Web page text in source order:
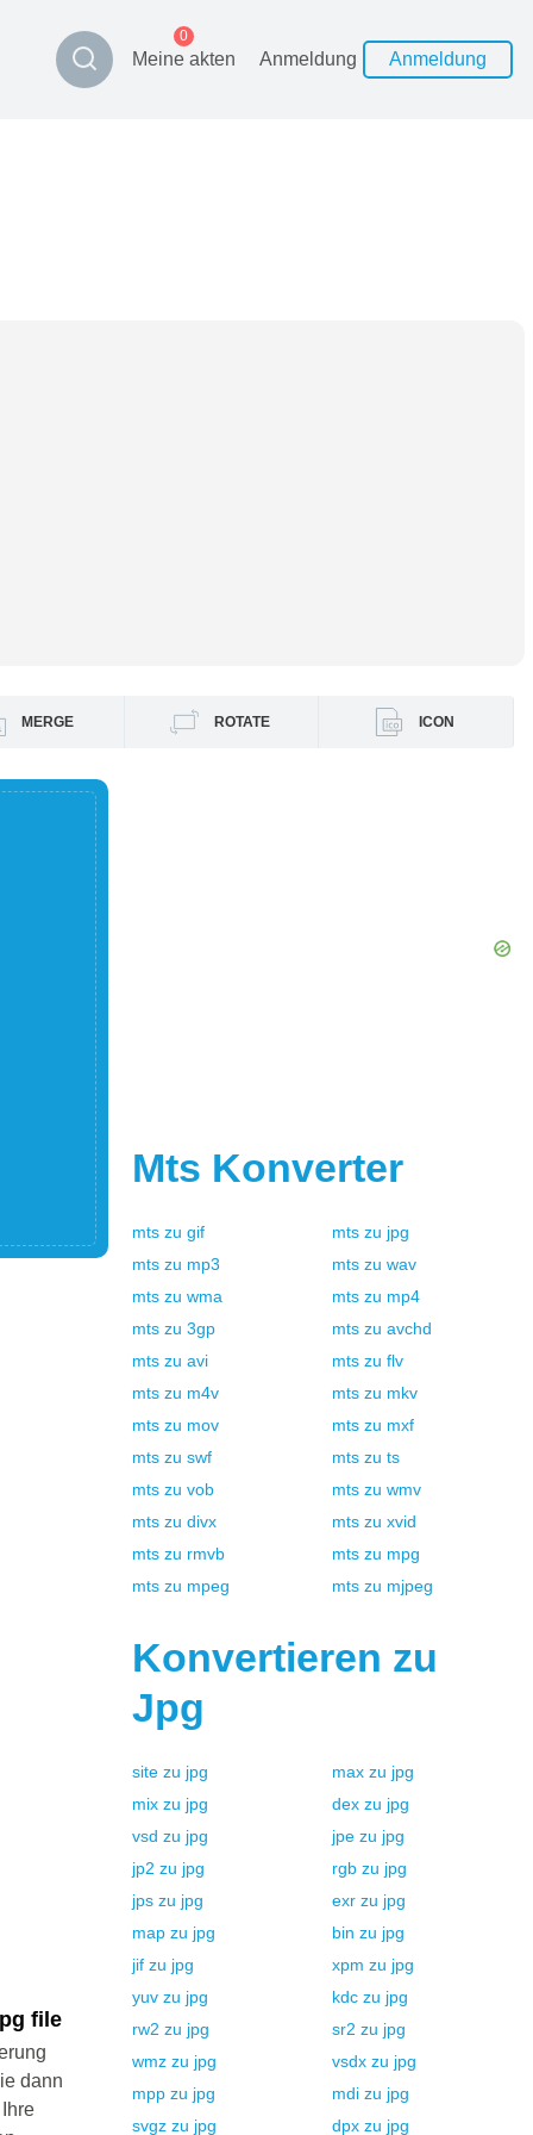
Meine akten
0
Anmeldung Anmeldung
MERGE ROTATE ICON
file
dann
Mts Konverter
mts zu gif mts zu jpg
mts zu mp3 mts zu wav
mts zu wma mts zu mp4
mts zu 3gp mts zu avchd
mts zu avi mts zu flv
mts zu m4v mts zu mkv
mts zu mov mts zu mxf
mts zu swf mts zu ts
mts zu vob mts zu wmv
mts zu divx mts zu xvid
mts zu rmvb mts zu mpg
mts zu mpeg mts zu mjpeg
Konvertieren zu
Jpg
site zu jpg max zu jpg
mix zu jpg dex zu jpg
vsd zu jpg jpe zu jpg
jp2 zu jpg rgb zu jpg
jps zu jpg exr zu jpg
map zu jpg bin zu jpg
jif zu jpg xpm zu jpg
yuv zu jpg kdc zu jpg
rw2 zu jpg sr2 zu jpg
wmz zu jpg vsdx zu jpg
mpp zu jpg mdi zu jpg
svgz zu jpg dpx zu jpg